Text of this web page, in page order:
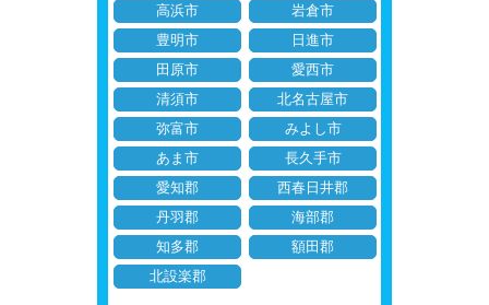
高浜市
岩倉市
豊明市
日進市
田原市
愛西市
清須市
北名古屋市
弥富市
みよし市
あま市
長久手市
愛知郡
西春日井郡
丹羽郡
海部郡
知多郡
額田郡
北設楽郡